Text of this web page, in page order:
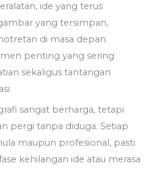
ide yang terus
yang tersimpan,
di masa depan.
penting yang sering
sekaligus tantangan
sangat berharga, tetapi
pergi tanpa diduga. Setiap
maupun profesional, pasti
kehilangan ide atau merasa